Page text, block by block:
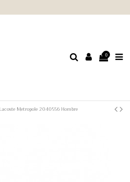
0
Metropole 2040556 Hombre